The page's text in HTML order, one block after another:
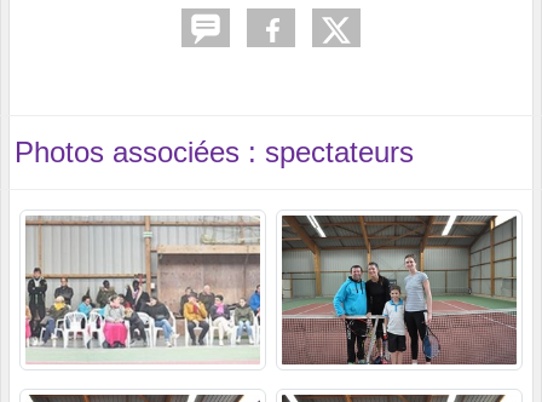
Photos associées : spectateurs